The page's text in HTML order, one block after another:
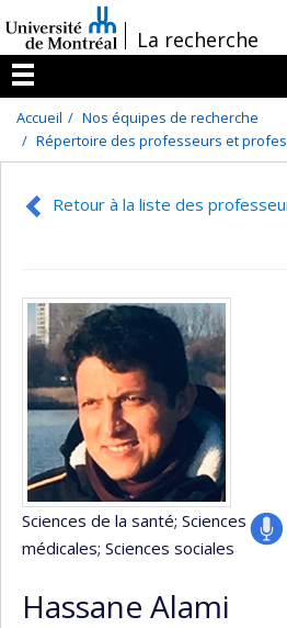
au
contenu
/La recherche
Menu
Accueil
Nos équipes de recherche
Répertoire des professeurs et
Retour à la liste des
Sciences de la santé; Sciences
médicales; Sciences sociales
Hassane Alami